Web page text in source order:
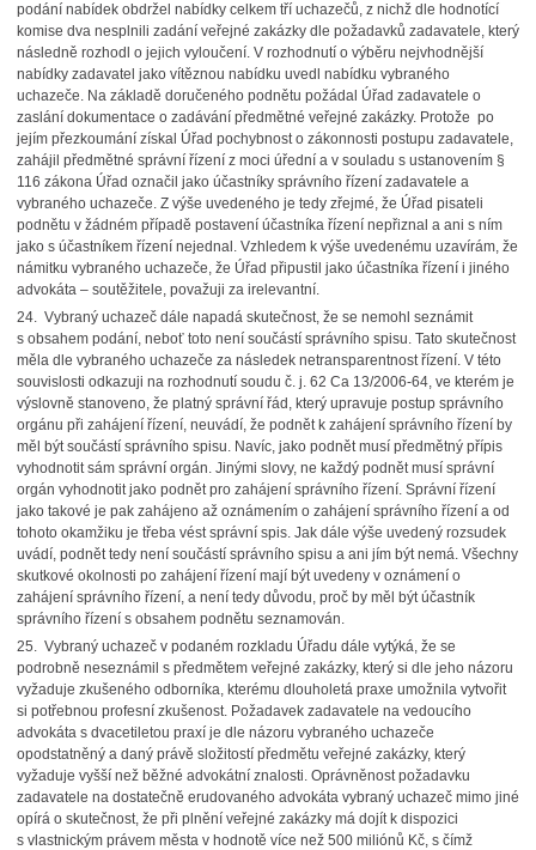
podání nabídek obdržel nabídky celkem tří uchazečů, z nichž dle hodnotící
komise dva nesplnili zadání veřejné zakázky dle požadavků zadavatele, který
následně rozhodl o jejich vyloučení. V rozhodnutí o výběru nejvhodnější
nabídky zadavatel jako vítěznou nabídku uvedl nabídku vybraného
uchazeče. Na základě doručeného podnětu požádal Úřad zadavatele o
zaslání dokumentace o zadávání předmětné veřejné zakázky. Protože po
jejím přezkoumání získal Úřad pochybnost o zákonnosti postupu zadavatele,
zahájil předmětné správní řízení z moci úřední a v souladu s ustanovením §
116 zákona Úřad označil jako účastníky správního řízení zadavatele a
vybraného uchazeče. Z výše uvedeného je tedy zřejmé, že Úřad pisateli
podnětu v žádném případě postavení účastníka řízení nepřiznal a ani s ním
jako s účastníkem řízení nejednal. Vzhledem k výše uvedenému uzavírám, že
námitku vybraného uchazeče, že Úřad připustil jako účastníka řízení i jiného
advokáta – soutěžitele, považuji za irelevantní.
24. Vybraný uchazeč dále napadá skutečnost, že se nemohl seznámit
s obsahem podání, neboť toto není součástí správního spisu. Tato skutečnost
měla dle vybraného uchazeče za následek netransparentnost řízení. V této
souvislosti odkazuji na rozhodnutí soudu č. j. 62 Ca 13/2006-64, ve kterém je
výslovně stanoveno, že platný správní řád, který upravuje postup správního
orgánu při zahájení řízení, neuvádí, že podnět k zahájení správního řízení by
měl být součástí správního spisu. Navíc, jako podnět musí předmětný přípis
vyhodnotit sám správní orgán. Jinými slovy, ne každý podnět musí správní
orgán vyhodnotit jako podnět pro zahájení správního řízení. Správní řízení
jako takové je pak zahájeno až oznámením o zahájení správního řízení a od
tohoto okamžiku je třeba vést správní spis. Jak dále výše uvedený rozsudek
uvádí, podnět tedy není součástí správního spisu a ani jím být nemá. Všechny
skutkové okolnosti po zahájení řízení mají být uvedeny v oznámení o
zahájení správního řízení, a není tedy důvodu, proč by měl být účastník
správního řízení s obsahem podnětu seznamován.
25. Vybraný uchazeč v podaném rozkladu Úřadu dále vytýká, že se
podrobně neseznámil s předmětem veřejné zakázky, který si dle jeho názoru
vyžaduje zkušeného odborníka, kterému dlouholetá praxe umožnila vytvořit
si potřebnou profesní zkušenost. Požadavek zadavatele na vedoucího
advokáta s dvacetiletou praxí je dle názoru vybraného uchazeče
opodstatněný a daný právě složitostí předmětu veřejné zakázky, který
vyžaduje vyšší než běžné advokátní znalosti. Oprávněnost požadavku
zadavatele na dostatečně erudovaného advokáta vybraný uchazeč mimo jiné
opírá o skutečnost, že při plnění veřejné zakázky má dojít k dispozici
s vlastnickým právem města v hodnotě více než 500 miliónů Kč, s čímž